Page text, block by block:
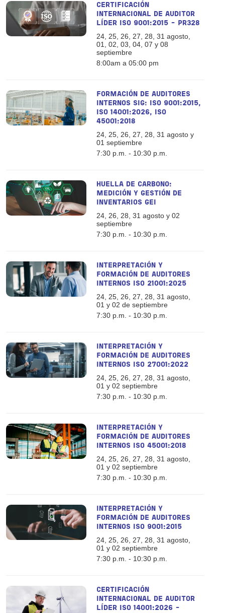
CERTIFICACIÓN
INTERNACIONAL DE AUDITOR
LÍDER ISO 9001:2015 - PR328
24, 25, 26, 27, 28, 31 agosto,
01, 02, 03, 04, 07 y 08
septiembre
8:00am a 05:00 pm
FORMACIÓN DE AUDITORES
INTERNOS SIG: ISO 9001:2015,
ISO 14001:2026, ISO
45001:2018
24, 25, 26, 27, 28, 31 agosto y
01 septiembre
7:30 p.m. - 10:30 p.m.
HUELLA DE CARBONO:
MEDICIÓN Y GESTIÓN DE
INVENTARIOS GEI
24, 26, 28, 31 agosto y 02
septiembre
7:30 p.m. - 10:30 p.m.
INTERPRETACIÓN Y
FORMACIÓN DE AUDITORES
INTERNOS ISO 21001:2025
24, 25, 26, 27, 28, 31 agosto,
01 y 02 de septiembre
7:30 p.m. - 10:30 p.m.
INTERPRETACIÓN Y
FORMACIÓN DE AUDITORES
INTERNOS ISO 27001:2022
24, 25, 26, 27, 28, 31 agosto,
01 y 02 septiembre
7:30 p.m. - 10:30 p.m.
INTERPRETACIÓN Y
FORMACIÓN DE AUDITORES
INTERNOS ISO 45001:2018
24, 25, 26, 27, 28, 31 agosto,
01 y 02 septiembre
7:30 p.m. - 10:30 p.m.
INTERPRETACIÓN Y
FORMACIÓN DE AUDITORES
INTERNOS ISO 9001:2015
24, 25, 26, 27, 28, 31 agosto,
01 y 02 septiembre
7:30 p.m. - 10:30 p.m.
CERTIFICACIÓN
INTERNACIONAL DE AUDITOR
LÍDER ISO 14001:2026 -